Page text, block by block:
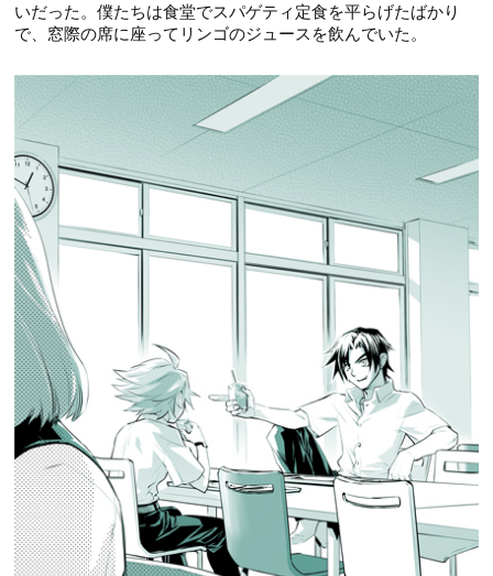
いだった。僕たちは食堂でスパゲティ定食を平らげたばかり
で、窓際の席に座ってリンゴのジュースを飲んでいた。